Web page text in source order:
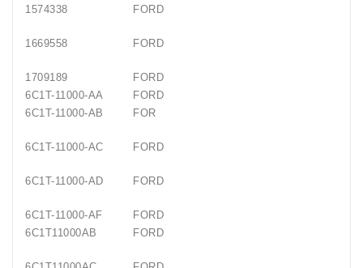
1574338 FORD
1669558 FORD
1709189
FORD
6C1T-11000-AA
FORD
6C1T-11000-AB
FOR
6C1T-11000-AC FORD
6C1T-11000-AD FORD
6C1T-11000-AF
FORD
6C1T11000AB
FORD